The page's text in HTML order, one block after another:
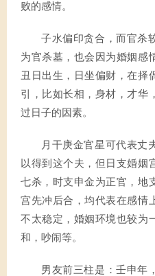
败的感情。
子水偏印贪合，而官杀
为官杀墓，也会因为婚姻感
丑日出生，日坐偏财，在择
引，比如长相，身材，才华
过日子的因素。
月干庚金官星可代表丈
以得到这个夫，但日支婚姻
七杀，时支申金为正官，地
宫先冲后合，均代表在感情
不太稳定，婚姻环境也较为
和，吵闹等。
男友前三柱是：壬申年